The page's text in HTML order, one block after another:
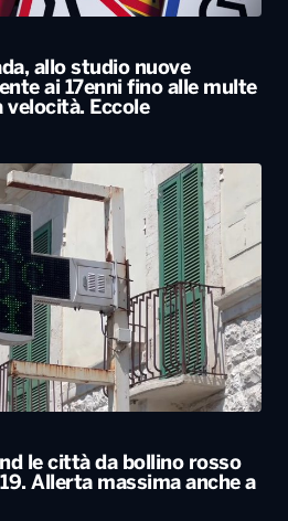
allo studio nuove
ai 17enni fino alle multe
velocità. Eccole
le città da bollino rosso
Allerta massima anche a